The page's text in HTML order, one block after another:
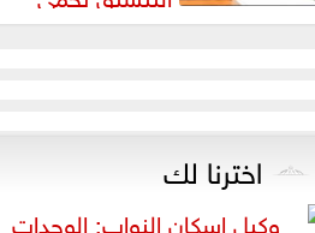
من النصب الأكاديمي
اخترنا لك